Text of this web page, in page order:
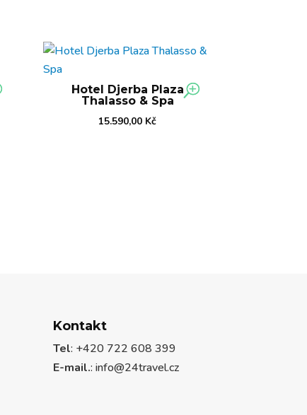
Hotel Djerba Plaza
Thalasso & Spa
15.590,00 Kč
Kontakt
Tel: +420 722 608 399
E-mail.:info@24travel.cz